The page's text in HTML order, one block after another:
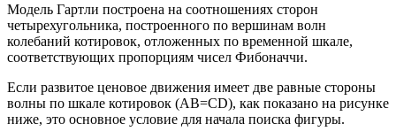
Модель Гартли построена на соотношениях сторон
четырехугольника, построенного по вершинам волн
колебаний котировок, отложенных по временной шкале,
соответствующих пропорциям чисел Фибоначчи.
Если развитое ценовое движения имеет две равные стороны
волны по шкале котировок (АВ=СD), как показано на рисунке
ниже, это основное условие для начала поиска фигуры.